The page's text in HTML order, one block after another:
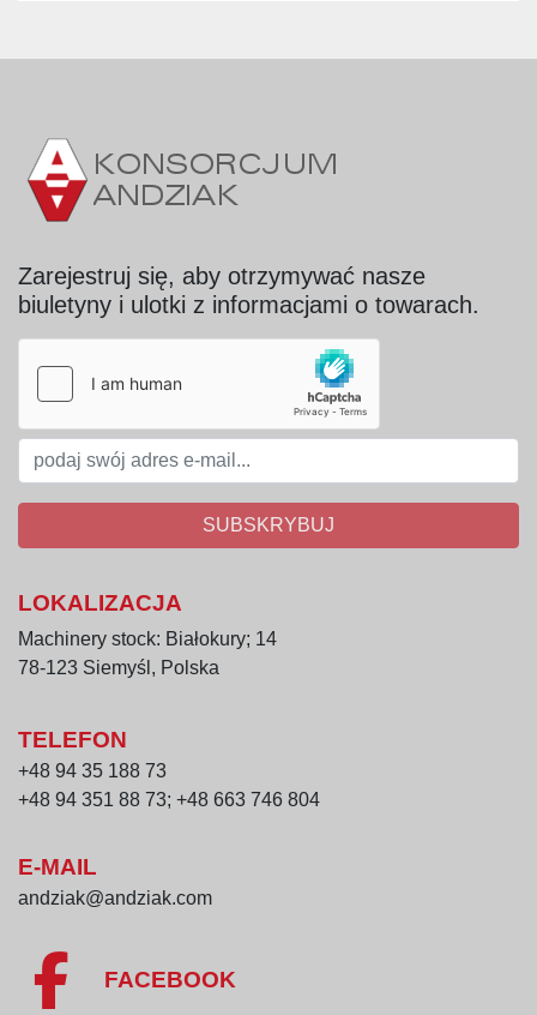
Podstawa: stal lakierowana
Głębokość: 770 mm
Wysokość: 440 mm
Zarejestruj się, aby otrzymywać nasze
biuletyny i ulotki z informacjami o towarach.
SUBSKRYBUJ
LOKALIZACJA
Machinery stock: Białokury; 14
78-123 Siemyśl, Polska
TELEFON
+48 94 35 188 73
+48 94 351 88 73; +48 663 746 804
E-MAIL
andziak@andziak.com
FACEBOOK